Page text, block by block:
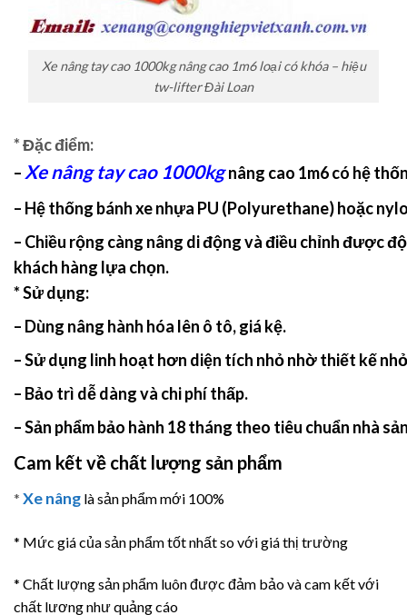
Xe nâng tay cao 1000kg nâng cao 1m6 loại có khóa – hiệu
tw-lifter Đài Loan
* Đặc điểm:
– Xe nâng tay cao 1000kg nâng cao 1m6 có hệ
– Hệ thống bánh xe nhựa PU (Polyurethane) hoặc
– Chiều rộng càng nâng di động và điều chỉnh được
khách hàng lựa chọn.
* Sử dụng:
– Dùng nâng hành hóa lên ô tô, giá kệ.
– Sử dụng linh hoạt hơn diện tích nhỏ nhờ thiết kế
– Bảo trì dễ dàng và chi phí thấp.
– Sản phẩm bảo hành 18 tháng theo tiêu chuẩn nhà
Cam kết về chất lượng sản phẩm
* Xe nâng là sản phẩm mới 100%
* Mức giá của sản phẩm tốt nhất so với giá thị trường
* Chất lượng sản phẩm luôn được đảm bảo và cam kết với
chất lương như quảng cáo